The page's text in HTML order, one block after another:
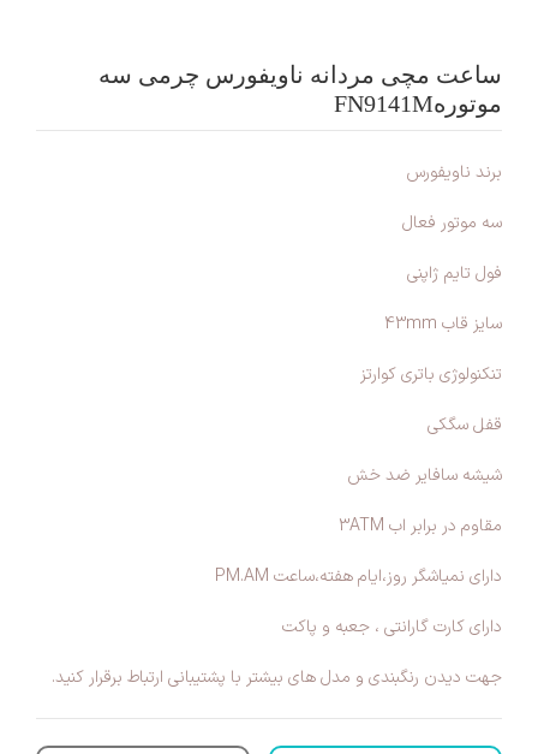
ساعت مچی مردانه ناویفورس چرمی سه
موتورهFN9141M
برند ناویفورس
سه موتور فعال
فول تایم ژاپنی
سایز قاب 43mm
تنکنولوژی باتری کوارتز
قفل سگکی
شیشه سافایر ضد خش
مقاوم در برابر اب 3ATM
دارای نمیاشگر روز،ایام هفته،ساعت PM.AM
دارای کارت گارانتی ، جعبه و پاکت
جهت دیدن رنگبندی و مدل های بیشتر با پشتیبانی ارتباط برقرار کنید.